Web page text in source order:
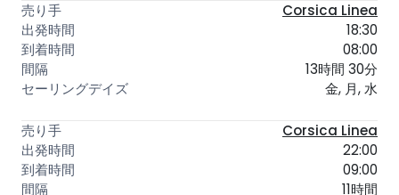
Corsica Linea
18:30
08:00
13時間 30分
金, 月, 水
Corsica Linea
22:00
09:00
11時間